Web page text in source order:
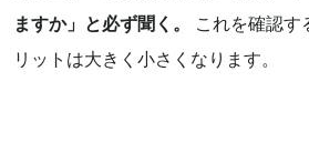
ますか」と必ず聞く。
これを確認す
リットは大きく小さくなります。